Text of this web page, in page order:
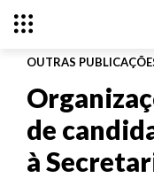
OUTRAS
de
à